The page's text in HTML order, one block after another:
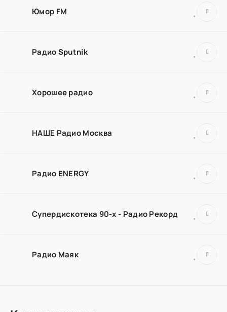
Юмор FM
Радио Sputnik
Хорошее радио
НАШЕ Радио Москва
Радио ENERGY
Супердискотека 90-х - Радио Рекорд
Радио Маяк